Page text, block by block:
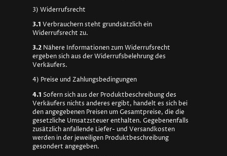
3) Widerrufsrecht
3.1 Verbrauchern steht grundsätzlich ein
Widerrufsrecht zu.
3.2 Nähere Informationen zum Widerrufsrecht
ergeben sich aus der Widerrufsbelehrung des
Verkäufers.
4) Preise und Zahlungsbedingungen
4.1 Sofern sich aus der Produktbeschreibung des
Verkäufers nichts anderes ergibt, handelt es sich bei
den angegebenen Preisen um Gesamtpreise, die die
gesetzliche Umsatzsteuer enthalten. Gegebenenfalls
zusätzlich anfallende Liefer- und Versandkosten
werden in der jeweiligen Produktbeschreibung
gesondert angegeben.